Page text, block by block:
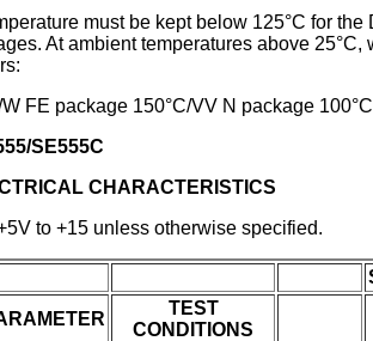
must be kept below 125°C for
At ambient temperatures above
FE package 150°C/VV N package
SE555C
CHARACTERISTICS
to +15 unless otherwise specified.
TEST
CONDITIONS